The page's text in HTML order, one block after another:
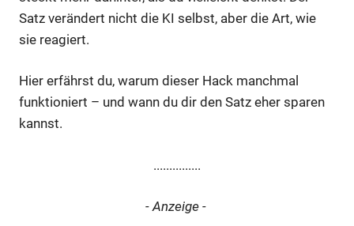
Satz verändert nicht die KI selbst, aber die Art, wie
sie reagiert.
Hier erfährst du, warum dieser Hack manchmal
funktioniert – und wann du dir den Satz eher sparen
kannst.
...............
- Anzeige -